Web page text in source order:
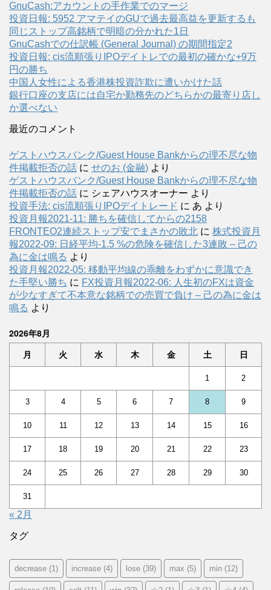
GnuCash:アカウントの手作業でのマージ
投資日報: 5952 アマテイのGUで過去最高益を更新するも
同じストップ高銘柄で明暗の分かれた1日
GnuCashでの仕訳帳 (General Journal) の期間指定2
投資日報: cis流順張りIPOデイトレでの最初の確かな+9万
円の勝ち
中国人女性による香港株投資詐欺に遭いかけた話
銀行口座の支店には自宅か勤務先のどちらかの最寄り店し
か選べない
最近のコメント
ゲストハウスバンク/Guest House Bankからの理不尽な物
件掲載拒否の話 に せのお (金融) より
ゲストハウスバンク/Guest House Bankからの理不尽な物
件掲載拒否の話 に シェアハウスオーナー より
投資手法: cis流順張りIPOデイトレード に あ より
投資月報2021-11: 勝ちを確信してからの2158
FRONTEO2連続ストップ安でまさかの敗北 に 株式投資月
報2022-09: 日経平均-1.5 %の危険を確信した3連敗 – 己の
為に金は鳴る より
投資月報2022-05: 移動平均線の乖離をわずかに意識でき
た手堅い勝ち に FX投資月報2022-06: 人生初のFXは資金
が少なすぎて不本意な銘柄での売買で負け – 己の為に金は
鳴る より
2026年8月
月 火 水 木 金 土 日
1 2
3 4 5 6 7 8 9
10 11 12 13 14 15 16
17 18 19 20 21 22 23
24 25 26 27 28 29 30
31
« 2月
タグ
decrease (1) increase (4) lose (39) max (5) min (12)